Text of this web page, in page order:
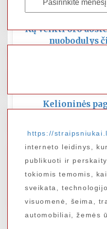
Ką veikti oro
nuobodulys
Kelioninės
10 patarimų
Archyvai
https://
interneto leidinys,
publikuoti ir
tokiomis temomis,
sveikata,
visuomenė, šeima,
automobiliai, žemės